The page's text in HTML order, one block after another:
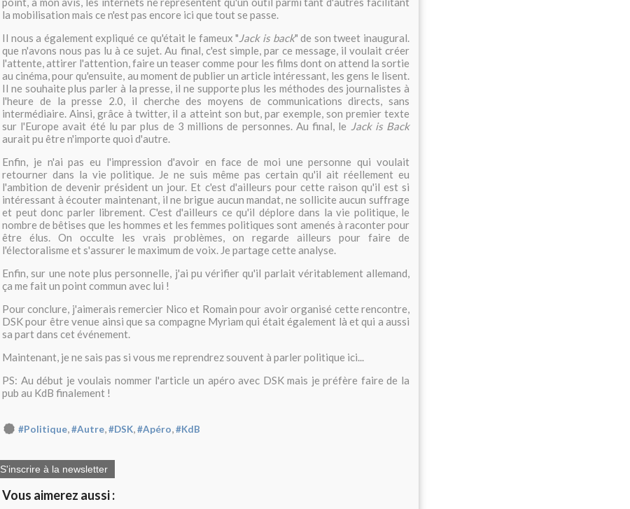
la mobilisation mais ce n'est pas encore ici que tout se passe.
Il nous a également expliqué ce qu'était le fameux " Jack is back" de son tweet inaugural.
que n'avons nous pas lu à ce sujet. Au final, c'est simple, par ce message, il voulait créer
l'attente, attirer l'attention, faire un teaser comme pour les films dont on attend la sortie
au cinéma, pour qu'ensuite, au moment de publier un article intéressant, les gens le lisent.
Il ne souhaite plus parler à la presse, il ne supporte plus les méthodes des journalistes à
l'heure de la presse 2.0, il cherche des moyens de communications directs, sans
intermédiaire. Ainsi, grâce à twitter, il a atteint son but, par exemple, son premier texte
sur l'Europe avait été lu par plus de 3 millions de personnes. Au final, le Jack is Back
aurait pu être n'importe quoi d'autre.
Enfin, je n'ai pas eu l'impression d'avoir en face de moi une personne qui voulait
retourner dans la vie politique. Je ne suis même pas certain qu'il ait réellement eu
l'ambition de devenir président un jour. Et c'est d'ailleurs pour cette raison qu'il est si
intéressant à écouter maintenant, il ne brigue aucun mandat, ne sollicite aucun suffrage
et peut donc parler librement. C'est d'ailleurs ce qu'il déplore dans la vie politique, le
nombre de bêtises que les hommes et les femmes politiques sont amenés à raconter pour
être élus. On occulte les vrais problèmes, on regarde ailleurs pour faire de
l'électoralisme et s'assurer le maximum de voix. Je partage cette analyse.
Enfin, sur une note plus personnelle, j'ai pu vérifier qu'il parlait véritablement allemand,
ça me fait un point commun avec lui !
Pour conclure, j'aimerais remercier Nico et Romain pour avoir organisé cette rencontre,
DSK pour être venue ainsi que sa compagne Myriam qui était également là et qui a aussi
sa part dans cet événement.
Maintenant, je ne sais pas si vous me reprendrez souvent à parler politique ici...
PS: Au début je voulais nommer l'article un apéro avec DSK mais je préfère faire de la
pub au KdB finalement !
#Politique,#Autre,#DSK,#Apéro,#KdB
S'inscrire à la newsletter
Vous aimerez aussi :